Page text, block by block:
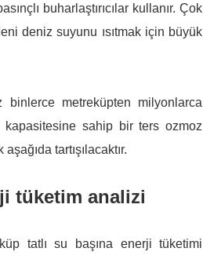
buharlaştırıcılar kullanır. Çok
deniz suyunu ısıtmak için büyük
metreküpten milyonlarca
sahip bir ters ozmoz
tartışılacaktır.
tüketim analizi
tatlı su başına enerji tüketimi